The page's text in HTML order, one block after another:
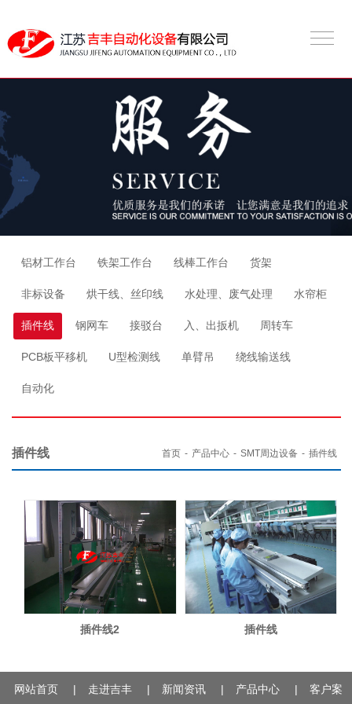
铝材工作台 铁架工作台 线棒工作台 货架
非标设备 烘干线、丝印线 水处理、废气处理 水帘柜
插件线 钢网车 接驳台 入、出扳机 周转车
PCB板平移机 U型检测线 单臂吊 绕线输送线
自动化
首页 - 产品中心 - SMT周边设备 - 插件线
插件线
插件线2 插件线
网站首页 | 走进吉丰 | 新闻资讯 | 产品中心 | 客户案